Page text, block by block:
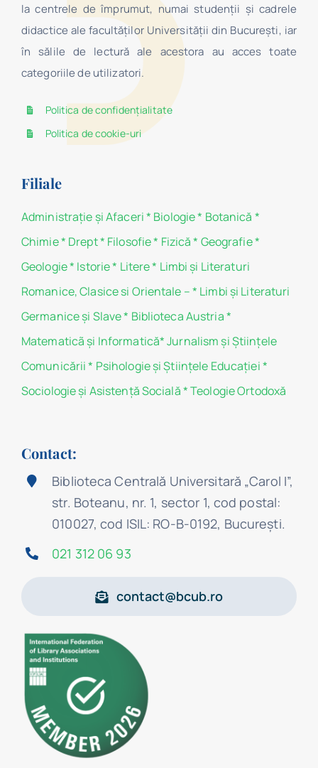
la centrele de împrumut, numai studenţii şi cadrele
didactice ale facultăților Universității din București, iar
în sălile de lectură ale acestora au acces toate
categoriile de utilizatori.
Politica de confidențialitate
Politica de cookie-uri
Filiale
Administraţie şi Afaceri* Biologie* Botanică *
Chimie* Drept* Filosofie* Fizică * Geografie*
Geologie* Istorie* Litere* Limbi și Literaturi
Romanice, Clasice si Orientale –* Limbi și Literaturi
Germanice şi Slave* Biblioteca Austria*
Matematicã și Informatică*Jurnalism şi Ştiinţele
Comunicării * Psihologie şi Ştiinţele Educaţiei*
Sociologie şi Asistenţă Socială*Teologie Ortodoxă
Contact:
Biblioteca Centrală Universitară „Carol I”,
str. Boteanu, nr. 1, sector 1, cod postal:
010027, cod ISIL: RO-B-0192, Bucureşti.
021 312 06 93
contact@bcub.ro